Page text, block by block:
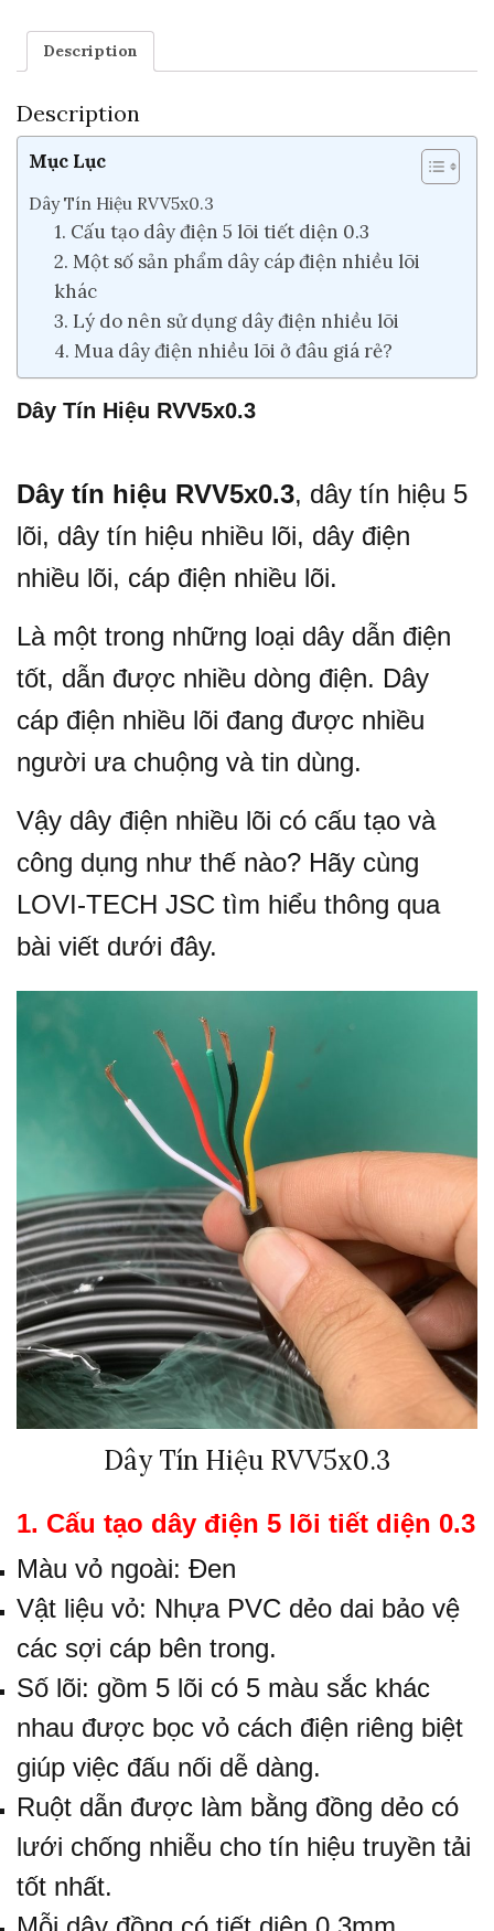
Description
Description
Mục Lục
Dây Tín Hiệu RVV5x0.3
1. Cấu tạo dây điện 5 lõi tiết diện 0.3
2. Một số sản phẩm dây cáp điện nhiều lõi
khác
3. Lý do nên sử dụng dây điện nhiều lõi
4. Mua dây điện nhiều lõi ở đâu giá rẻ?
Dây Tín Hiệu RVV5x0.3
Dây tín hiệu RVV5x0.3, dây tín hiệu 5
lõi, dây tín hiệu nhiều lõi, dây điện
nhiều lõi, cáp điện nhiều lõi.
Là một trong những loại dây dẫn điện
tốt, dẫn được nhiều dòng điện. Dây
cáp điện nhiều lõi đang được nhiều
người ưa chuộng và tin dùng.
Vậy dây điện nhiều lõi có cấu tạo và
công dụng như thế nào? Hãy cùng
LOVI-TECH JSC tìm hiểu thông qua
bài viết dưới đây.
Dây Tín Hiệu RVV5x0.3
1. Cấu tạo dây điện 5 lõi tiết diện 0.3
Màu vỏ ngoài: Đen
Vật liệu vỏ: Nhựa PVC dẻo dai bảo vệ
các sợi cáp bên trong.
Số lõi: gồm 5 lõi có 5 màu sắc khác
nhau được bọc vỏ cách điện riêng biệt
giúp việc đấu nối dễ dàng.
Ruột dẫn được làm bằng đồng dẻo có
lưới chống nhiễu cho tín hiệu truyền tải
tốt nhất.